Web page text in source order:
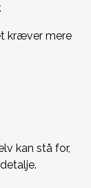
kræver mere
kan stå for,